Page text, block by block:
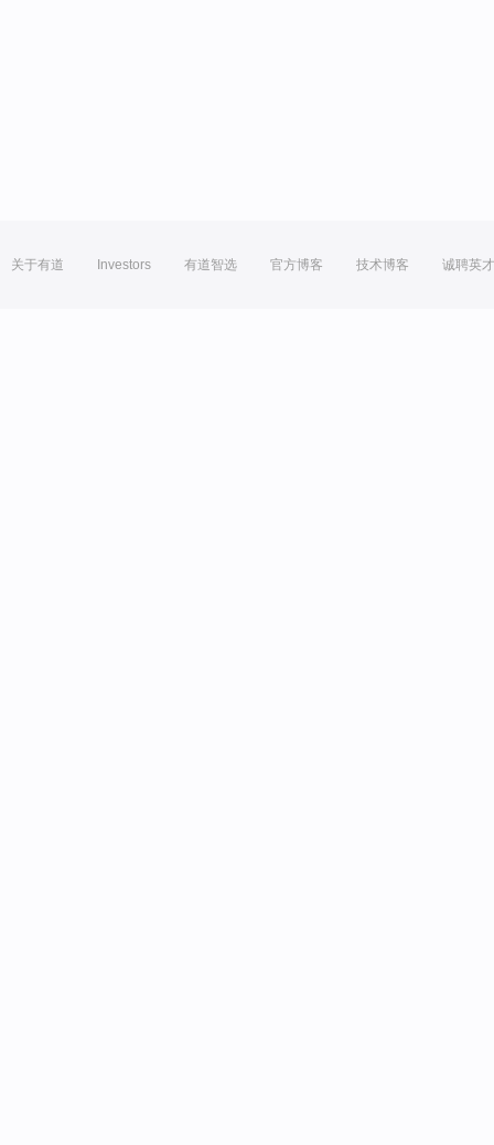
关于有道 Investors 有道智选 官方博客 技术博客 诚聘英才